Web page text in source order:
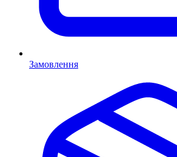
Замовлення